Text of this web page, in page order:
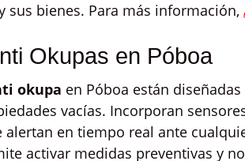
sus bienes. Para más información,
Okupas en Póboa
okupa en Póboa están
vacías. Incorporan
alertan en tiempo real ante
activar medidas preventivas y